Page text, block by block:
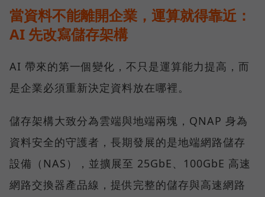
當資料不能離開企業，運算就得靠近：
AI 先改寫儲存架構
AI 帶來的第一個變化，不只是運算能力提高，而
是企業必須重新決定資料放在哪裡。
儲存架構大致分為雲端與地端兩塊，QNAP 身為
資料安全的守護者，長期發展的是地端網路儲存
設備（NAS），並擴展至 25GbE、100GbE 高速
網路交換器產品線，提供完整的儲存與高速網路